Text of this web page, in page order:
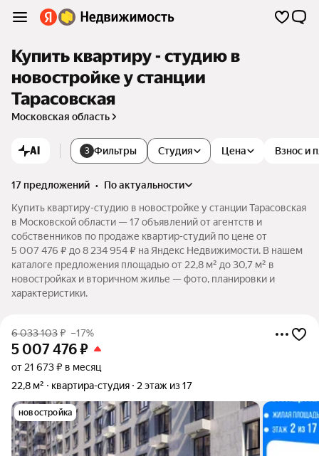
Купить квартиру - студию в
новостройке у станции
Тарасовская
Московская область
AI 3 Фильтры Цена Взнос и
Студия
17 предложений •
по актуальности
Купить квартиру-студию в новостройке у станции Тарасовская
в Московской области — 17 объявлений от агентств и
собственников по продаже квартир-студий по цене от
5 007 476 ₽ до 8 234 954 ₽ на Яндекс Недвижимости. В нашем
каталоге предложения площадью от 22,8 м² до 30,7 м² в
новостройках и вторичном жилье — фото, планировки и
характеристики.
6 033 103₽ –17%
5 007 476₽
от 21 673 ₽ в месяц
22,8 м²
квартира-студия 2 этаж из 17
новостройка